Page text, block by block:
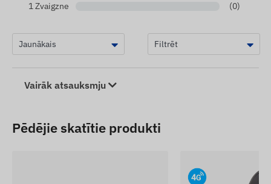
1 Zvaigzne
(0)
Vairāk atsauksmju
Pēdējie skatītie produkti